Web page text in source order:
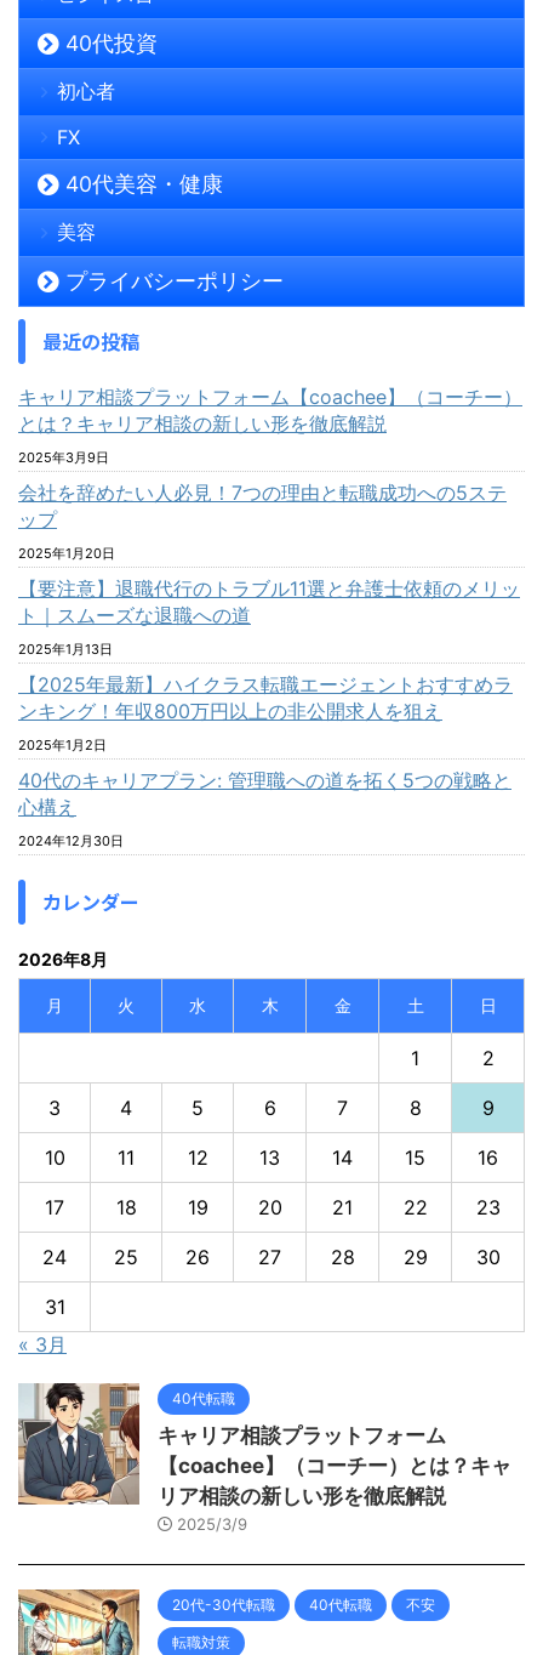
40代投資
初心者
FX
40代美容・健康
美容
プライバシーポリシー
最近の投稿
キャリア相談プラットフォーム【coachee】（コーチー）
とは？キャリア相談の新しい形を徹底解説
2025年3月9日
会社を辞めたい人必見！7つの理由と転職成功への5ステ
ップ
2025年1月20日
【要注意】退職代行のトラブル11選と弁護士依頼のメリッ
ト｜スムーズな退職への道
2025年1月13日
【2025年最新】ハイクラス転職エージェントおすすめラ
ンキング！年収800万円以上の非公開求人を狙え
2025年1月2日
40代のキャリアプラン: 管理職への道を拓く5つの戦略と
心構え
2024年12月30日
カレンダー
2026年8月
月 火 水 木 金 土 日
1 2
3 4 5 6 7 8 9
10 11 12 13 14 15 16
17 18 19 20 21 22 23
24 25 26 27 28 29 30
31
« 3月
40代転職
キャリア相談プラットフォーム
【coachee】（コーチー）とは？キャ
リア相談の新しい形を徹底解説
2025/3/9
20代-30代転職 40代転職 不安
転職対策